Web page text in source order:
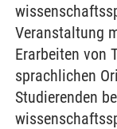
Veranstaltung
Erarbeiten von
sprachlichen
Studierenden